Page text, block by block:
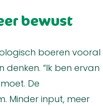
bewust
boeren vooral
“Ik ben ervan
De
Minder input, meer